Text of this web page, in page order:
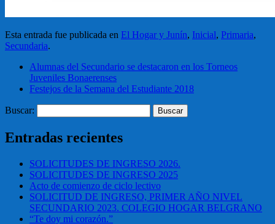
Esta entrada fue publicada en El Hogar y Junín, Inicial, Primaria,
Secundaria.
Alumnas del Secundario se destacaron en los Torneos
Juveniles Bonaerenses
Festejos de la Semana del Estudiante 2018
Buscar:
Entradas recientes
SOLICITUDES DE INGRESO 2026.
SOLICITUDES DE INGRESO 2025
Acto de comienzo de ciclo lectivo
SOLICITUD DE INGRESO, PRIMER AÑO NIVEL
SECUNDARIO 2023. COLEGIO HOGAR BELGRANO
“Te doy mi corazón.”